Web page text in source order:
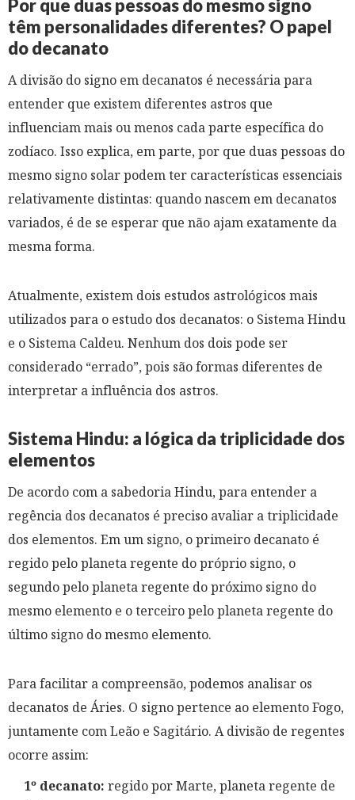
Por que duas pessoas do mesmo signo
têm personalidades diferentes? O papel
do decanato
A divisão do signo em decanatos é necessária para
entender que existem diferentes astros que
influenciam mais ou menos cada parte específica do
zodíaco. Isso explica, em parte, por que duas pessoas do
mesmo signo solar podem ter características essenciais
relativamente distintas: quando nascem em decanatos
variados, é de se esperar que não ajam exatamente da
mesma forma.
Atualmente, existem dois estudos astrológicos mais
utilizados para o estudo dos decanatos: o Sistema Hindu
e o Sistema Caldeu. Nenhum dos dois pode ser
considerado “errado”, pois são formas diferentes de
interpretar a influência dos astros.
Sistema Hindu: a lógica da triplicidade dos
elementos
De acordo com a sabedoria Hindu, para entender a
regência dos decanatos é preciso avaliar a triplicidade
dos elementos. Em um signo, o primeiro decanato é
regido pelo planeta regente do próprio signo, o
segundo pelo planeta regente do próximo signo do
mesmo elemento e o terceiro pelo planeta regente do
último signo do mesmo elemento.
Para facilitar a compreensão, podemos analisar os
decanatos de Áries. O signo pertence ao elemento Fogo,
juntamente com Leão e Sagitário. A divisão de regentes
ocorre assim:
1º decanato: regido por Marte, planeta regente de